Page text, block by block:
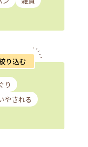
り込む
り
やされる